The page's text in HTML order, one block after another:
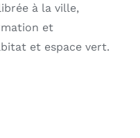
à la ville,
et
et espace vert.